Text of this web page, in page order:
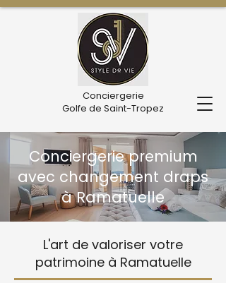
Conciergerie
Golfe de Saint-Tropez
Conciergerie premium
avec changement draps
à Ramatuelle
L'art de valoriser votre
patrimoine à Ramatuelle